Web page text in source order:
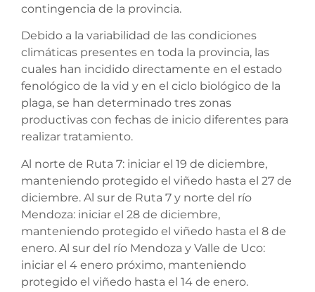
contingencia de la provincia.
Debido a la variabilidad de las condiciones
climáticas presentes en toda la provincia, las
cuales han incidido directamente en el estado
fenológico de la vid y en el ciclo biológico de la
plaga, se han determinado tres zonas
productivas con fechas de inicio diferentes para
realizar tratamiento.
Al norte de Ruta 7: iniciar el 19 de diciembre,
manteniendo protegido el viñedo hasta el 27 de
diciembre. Al sur de Ruta 7 y norte del río
Mendoza: iniciar el 28 de diciembre,
manteniendo protegido el viñedo hasta el 8 de
enero. Al sur del río Mendoza y Valle de Uco:
iniciar el 4 enero próximo, manteniendo
protegido el viñedo hasta el 14 de enero.